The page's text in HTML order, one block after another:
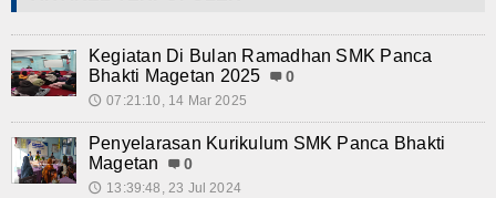
Konsultasi
Hubungi KamiKegiatan Di Bulan Ramadhan SMK Panca
Bhakti Magetan 2025
0
🕔 07:21:10, 14 Mar 2025
Penyelarasan Kurikulum SMK Panca Bhakti
Magetan
0
🕔 13:39:48, 23 Jul 2024